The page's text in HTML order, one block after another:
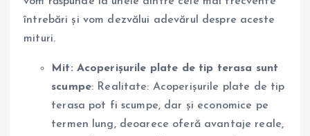
întrebări și vom dezvălui adevărul despre aceste
mituri.
Mit: Acoperișurile plate de tip terasa sunt
scumpe: Realitate: Acoperișurile plate de tip
terasa pot fi scumpe, dar și economice pe
termen lung, deoarece oferă avantaje reale,